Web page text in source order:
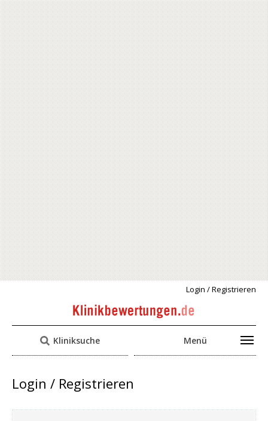
Login / Registrieren
Kliniksuche Menü
Login / Registrieren